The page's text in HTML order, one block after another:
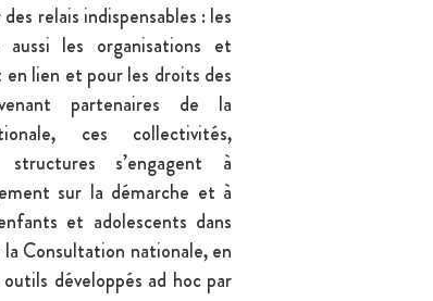
des relais indispensables : les
aussi les organisations et
lien et pour les droits des
partenaires de la
ces collectivités,
s’engagent à
sur la démarche et à
et adolescents dans
Consultation nationale, en
outils développés ad hoc par